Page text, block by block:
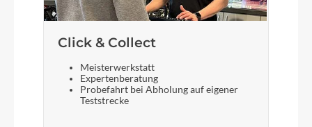
Click & Collect
Meisterwerkstatt
Expertenberatung
Probefahrt bei Abholung auf eigener
Teststrecke